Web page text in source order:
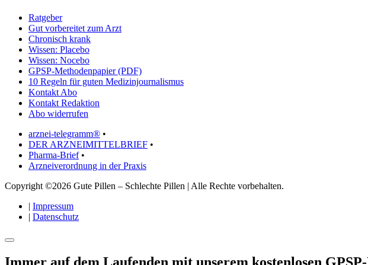
Ratgeber
Gut vorbereitet zum Arzt
Chronisch krank
Wissen: Placebo
Wissen: Nocebo
GPSP-Methodenpapier (PDF)
10 Regeln für guten Medizinjournalismus
Kontakt Abo
Kontakt Redaktion
Abo widerrufen
arznei-telegramm® •
DER ARZNEIMITTELBRIEF •
Pharma-Brief•
Arzneiverordnung in der Praxis
Copyright ©2026 Gute Pillen – Schlechte Pillen | Alle Rechte vorbehalten.
| Impressum
| Datenschutz